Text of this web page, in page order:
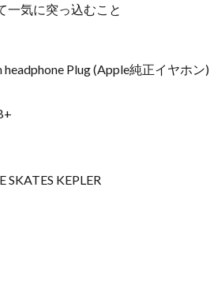
一気に突っ込むこと
Plug (Apple純正イヤホン)
KEPLER